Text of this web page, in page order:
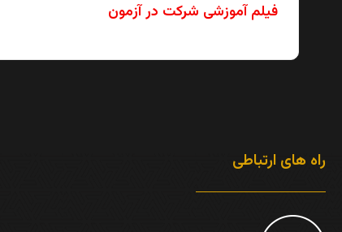
فیلم آموزشی شرکت در آزمون
راه های ارتباطی